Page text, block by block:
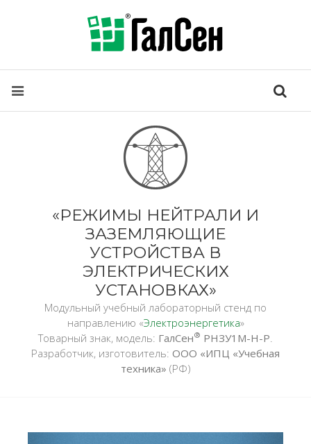
«РЕЖИМЫ НЕЙТРАЛИ И
ЗАЗЕМЛЯЮЩИЕ
УСТРОЙСТВА В
ЭЛЕКТРИЧЕСКИХ
УСТАНОВКАХ»
Модульный учебный лабораторный стенд по
направлению «Электроэнергетика»
Товарный знак, модель: ГалСен® РНЗУ1М-Н-Р.
Разработчик, изготовитель: ООО «ИПЦ «Учебная
техника» (РФ)